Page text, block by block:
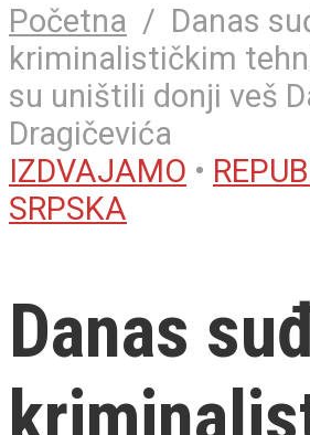
Početna / Danas
kriminalističkim
su uništili donji veš
Dragičevića
IZDVAJAMO •
SRPSKA
Danas